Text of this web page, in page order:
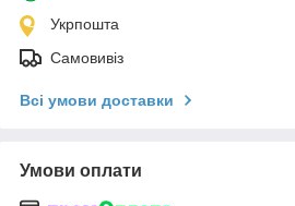
Укрпошта
Самовивіз
Всі умови доставки
Умови оплати